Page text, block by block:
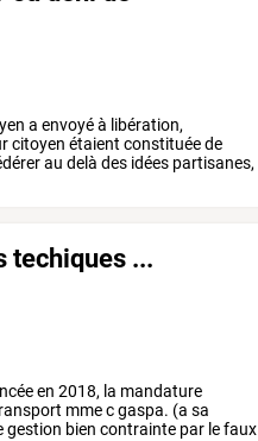
a envoyéà libération,
citoyen étaient constituéede
au delà des idées partisanes,
techiques ...
en 2018, la mandature
mmecgaspa. (a sa
gestion bien contrainte par lefaux